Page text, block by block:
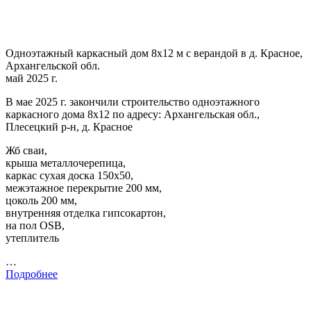
Одноэтажный каркасный дом 8х12 м с верандой в д. Красное,
Архангельской обл.
май 2025 г.
В мае 2025 г. закончили строительство одноэтажного
каркасного дома 8х12 по адресу: Архангельская обл.,
Плесецкий р-н, д. Красное
Жб сваи,
крыша металлочерепица,
каркас сухая доска 150х50,
межэтажное перекрытие 200 мм,
цоколь 200 мм,
внутренняя отделка гипсокартон,
на пол OSB,
утеплитель
…
Подробнее